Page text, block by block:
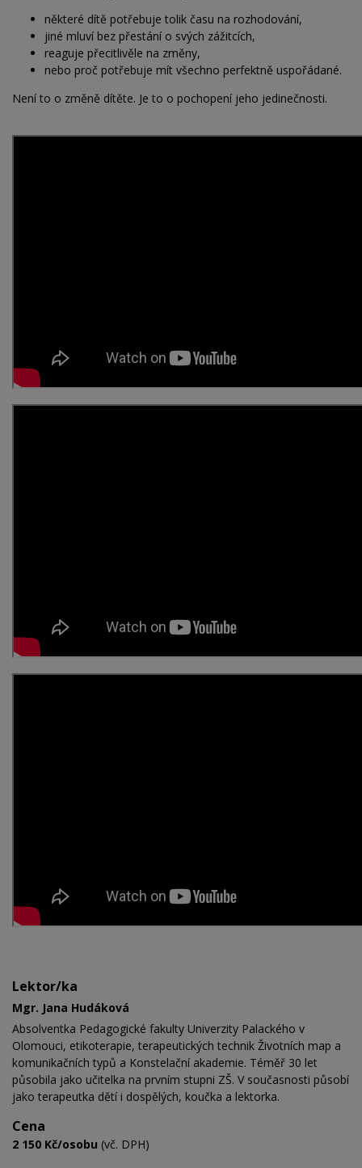
některé dítě potřebuje tolik času na rozhodování,
jiné mluví bez přestání o svých zážitcích,
reaguje přecitlivěle na změny,
nebo proč potřebuje mít všechno perfektně uspořádané.
Není to o změně dítěte. Je to o pochopení jeho jedinečnosti.
Lektor/ka
Mgr. Jana Hudáková
Absolventka Pedagogické fakulty Univerzity Palackého v
Olomouci, etikoterapie, terapeutických technik Životních map a
komunikačních typů a Konstelační akademie. Téměř 30 let
působila jako učitelka na prvním stupni ZŠ. V současnosti působí
jako terapeutka dětí i dospělých, koučka a lektorka.
Cena
2 150 Kč/osobu (vč. DPH)